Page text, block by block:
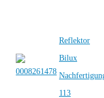
Reflektor
Bilux
113